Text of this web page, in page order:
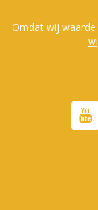
Omdat wij